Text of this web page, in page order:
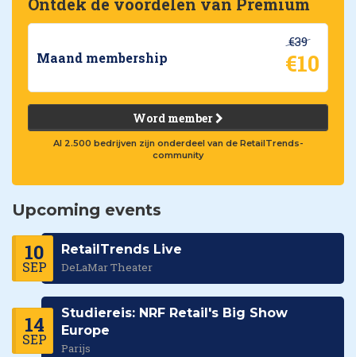
Ontdek de voordelen van Premium
Maand membership
€39
€10
Word member
Al 2.500 bedrijven zijn onderdeel van de RetailTrends-
community
Upcoming events
10
SEP
RetailTrends Live
DeLaMar Theater
14
SEP
Studiereis: NRF Retail's Big Show
Europe
Parijs